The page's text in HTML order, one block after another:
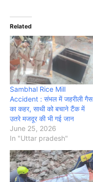
Related
Sambhal Rice Mill
Accident : संभल में जहरीली गैस
का कहर, साथी को बचाने टैंक में
उतरे मजदूर की भी गई जान
June 25, 2026
In "Uttar pradesh"